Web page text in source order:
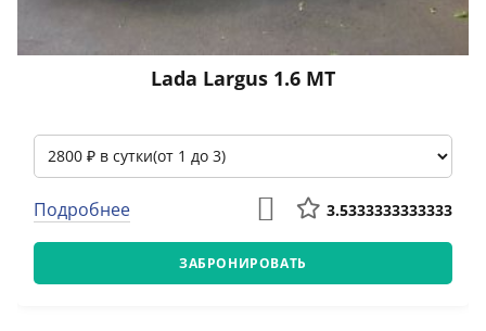
Lada Largus 1.6 МТ
Подробнее 3.5333333333333
ЗАБРОНИРОВАТЬ